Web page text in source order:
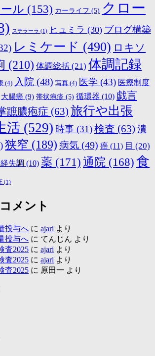
ル (153) カーライフ (5) クロー
ステラーラ (1) ヒュミラ (30) ブログ構築
レミケード (490) ロキソ
(210) 体調総括 (21) 体調記録
(4) 入院 (48) 写真 (4) 医学 (43) 医療制度
大腸癌 (9) 帯状疱疹 (5) 循環器 (10) 戯言
蹠膿疱症 (63) 旅行や出張
活 (529) 時事 (31)検査 (63) 潰
狭窄 (189) 病気 (49) 癌 (11) 目 (20)
失調 (10) 薬 (171)通院 (168)食
(1)
メント
投与へ に ajari より
投与へ に てんじん より
査2025 に ajari より
査2025 に ajari より
査2025 に 原田一 より